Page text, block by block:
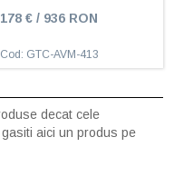
178 € / 936 RON
Cod: GTC-AVM-413
decat cele
aici un produs pe